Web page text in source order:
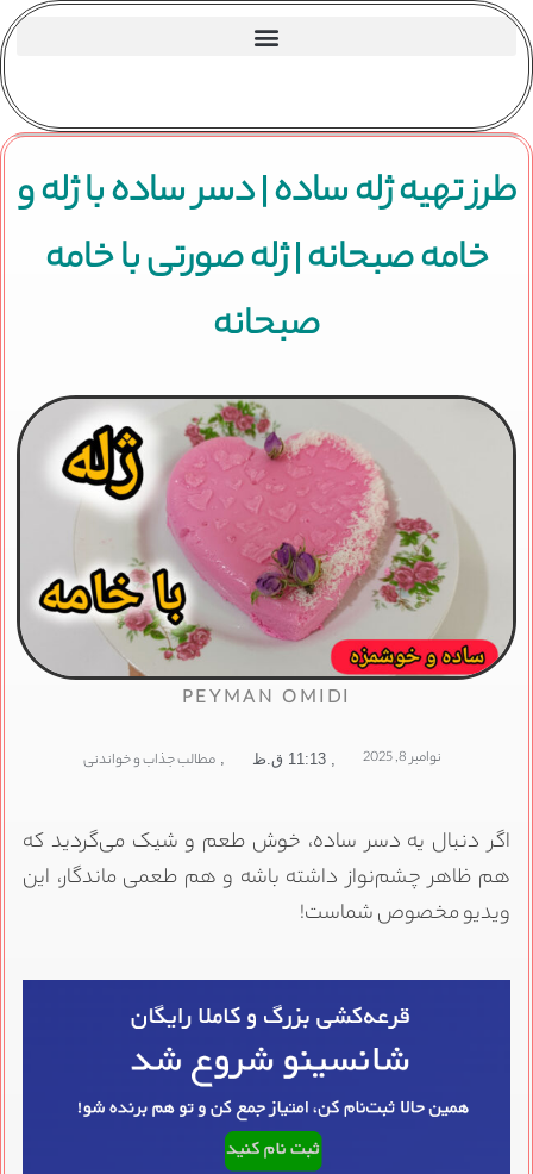
طرز تهیه ژله ساده | دسر ساده با ژله و
خامه صبحانه | ژله صورتی با خامه
صبحانه
PEYMAN OMIDI
نوامبر 8, 2025 , 11:13 ق.ظ مطالب جذاب و خواندنی
اگر دنبال یه دسر ساده، خوش‌ طعم و شیک می‌گردید که
هم ظاهر چشم‌نواز داشته باشه و هم طعمی ماندگار، این
ویدیو مخصوص شماست!